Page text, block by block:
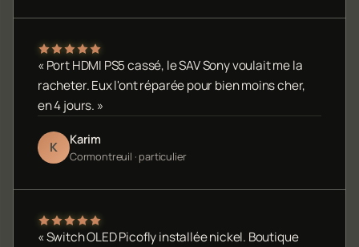
« Port HDMI PS5 cassé, le SAV Sony voulait me la
racheter. Eux l'ont réparée pour bien moins cher,
en 4 jours. »
K Karim
Cormontreuil · particulier
« Switch OLED Picofly installée nickel. Boutique